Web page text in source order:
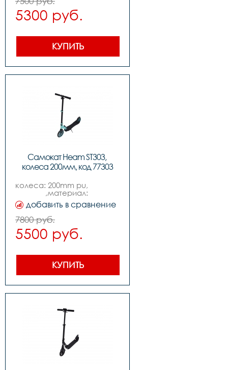
5300 руб.
КУПИТЬ
Самокат Heam ST303,
колеса 200мм, код 77303
колеса: 200mm pu,
,материал:
алюминийampсталь,
,подшипники: abec-7,
,размер деки: 58*16cm,
,вес: 4.5kg,
,нагрузка макс: 100kg
добавить в сравнение
7800 руб.
5500 руб.
КУПИТЬ